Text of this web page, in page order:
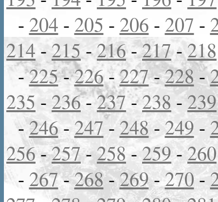
- 204 - 205 - 206 - 207 -
214 -215-216-217-218
-225-226-227-228-
235 - 236-237-238-239
-246- 247- 248 - 249 -
256-257-258 -259-260
- 267-268-269-270-